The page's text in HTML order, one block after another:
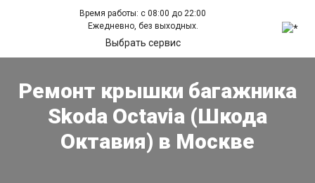
Время работы: с 08:00 до 22:00
Ежедневно, без выходных.
Выбрать сервис
Ремонт крышки багажника
Skoda Octavia (Шкода
Октавия) в Москве